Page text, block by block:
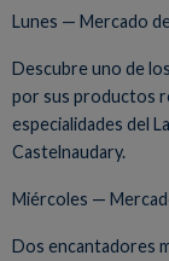
Lunes — Mercado
Descubre uno de
por sus productos
especialidades del
Castelnaudary.
Miércoles —
Dos encantadores